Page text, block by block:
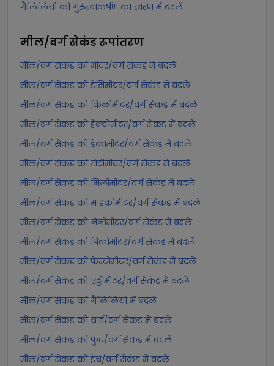
गैलिलियो को गुरुत्वाकर्षण का त्वरण में बदलें
मील/वर्ग सेकंडरूपांतरण
मील/वर्ग सेकंड को मीटर/वर्ग सेकंड में बदलें
मील/वर्ग सेकंड को डेसिमीटर/वर्ग सेकंड में बदलें
मील/वर्ग सेकंड को किलोमीटर/वर्ग सेकंड में बदलें
मील/वर्ग सेकंड को हेक्टोमीटर/वर्ग सेकंड में बदलें
मील/वर्ग सेकंड को डेकामीटर/वर्ग सेकंड में बदलें
मील/वर्ग सेकंड को सेंटीमीटर/वर्ग सेकंड में बदलें
मील/वर्ग सेकंड को मिलीमीटर/वर्ग सेकंड में बदलें
मील/वर्ग सेकंड को माइक्रोमीटर/वर्ग सेकंड में बदलें
मील/वर्ग सेकंड को नैनोमीटर/वर्ग सेकंड में बदलें
मील/वर्ग सेकंड को पिकोमीटर/वर्ग सेकंड में बदलें
मील/वर्ग सेकंड को फेम्टोमीटर/वर्ग सेकंड में बदलें
मील/वर्ग सेकंड को एट्टोमीटर/वर्ग सेकंड में बदलें
मील/वर्ग सेकंड को गैलिलियो में बदलें
मील/वर्ग सेकंड को यार्ड/वर्ग सेकंड में बदलें
मील/वर्ग सेकंड को फुट/वर्ग सेकंड में बदलें
मील/वर्ग सेकंड को इंच/वर्ग सेकंड में बदलें